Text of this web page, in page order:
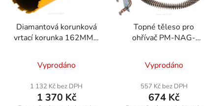
Diamantová korunková
vrtací korunka 162MM x
Vyprodáno
1 132 Kč bez DPH
1 370 Kč
Topné těleso pro
ohřívač PM-NAG-
Vyprodáno
557 Kč bez DPH
674 Kč